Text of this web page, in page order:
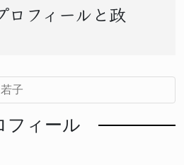
ロフィールと政
子
フィール